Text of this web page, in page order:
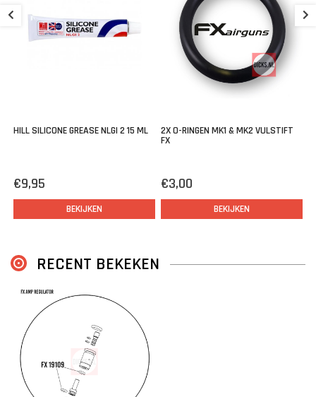
HILL SILICONE GREASE NLGI 2 15 ML
€9,95
BEKIJKEN
2X O-RINGEN MK1 & MK2 VULSTIFT
FX
€3,00
BEKIJKEN
RECENT BEKEKEN